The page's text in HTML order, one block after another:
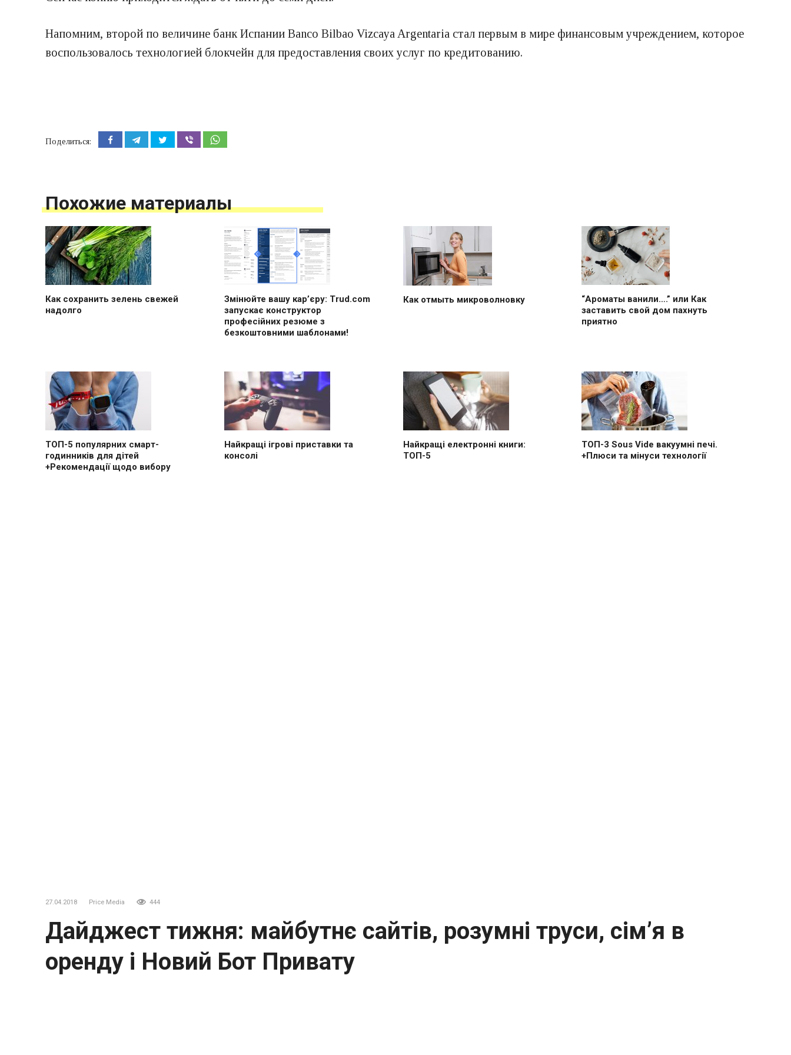
Напомним, второй по величине банк Испании Banco Bilbao Vizcaya Argentaria стал первым в мире финансовым учреждением, которое
воспользовалось технологией блокчейн для предоставления своих услуг по кредитованию.
Поделиться:
Похожие материалы
Как сохранить зелень свежей
надолго
Змінюйте вашу кар’єру: Trud.com
запускає конструктор
професійних резюме з
безкоштовними шаблонами!
Как отмыть микроволновку
“Ароматы ванили….” или Как
заставить свой дом пахнуть
приятно
ТОП-5 популярних смарт-
годинників для дітей
+Рекомендації щодо вибору
Найкращі ігрові приставки та
консолі
Найкращі електронні книги:
ТОП-5
ТОП-3 Sous Vide вакуумні печі.
+Плюси та мінуси технології
27.04.2018 Price Media 444
Дайджест тижня: майбутнє сайтів, розумні труси, сім’я в
оренду і Новий Бот Привату